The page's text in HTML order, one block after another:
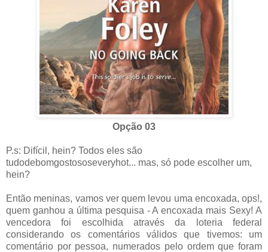
Opção 03
P.s: Difícil, hein? Todos eles são
tudodebomgostososeveryhot... mas, só pode escolher um,
hein?
Então meninas, vamos ver quem levou uma encoxada, ops!,
quem ganhou a última pesquisa - A encoxada mais Sexy! A
vencedora foi escolhida através da loteria federal
considerando os comentários válidos que tivemos: um
comentário por pessoa, numerados pelo ordem que foram